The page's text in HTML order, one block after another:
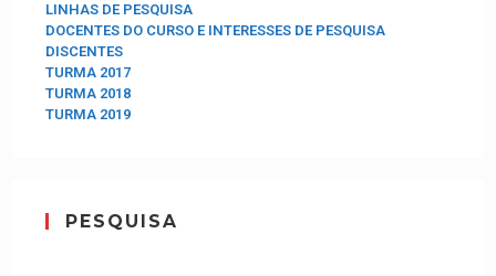
LINHAS DE PESQUISA
DOCENTES DO CURSO E INTERESSES DE PESQUISA
DISCENTES
TURMA 2017
TURMA 2018
TURMA 2019
PESQUISA